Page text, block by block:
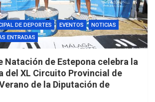
DE DEPORTES EVENTOS
NOTICIAS
ENTRADAS
Natación de Estepona celebra la
del XL Circuito Provincial de
de la Diputación de